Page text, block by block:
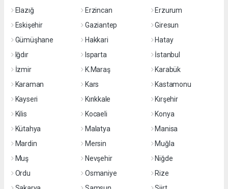
Elazığ
Erzincan
Erzurum
Eskişehir
Gaziantep
Giresun
Gümüşhane
Hakkari
Hatay
Iğdır
Isparta
İstanbul
İzmir
K.Maraş
Karabük
Karaman
Kars
Kastamonu
Kayseri
Kırıkkale
Kırşehir
Kilis
Kocaeli
Konya
Kütahya
Malatya
Manisa
Mardin
Mersin
Muğla
Muş
Nevşehir
Niğde
Ordu
Osmaniye
Rize